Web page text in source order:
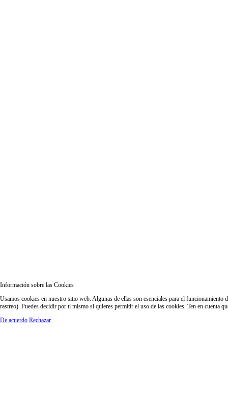
Información sobre las Cookies
Usamos cookies en nuestro sitio web. Algunas de ellas son esenciales para el
rastreo). Puedes decidir por ti mismo si quieres permitir el uso de las cookies. Ten en cuenta
De acuerdo Rechazar